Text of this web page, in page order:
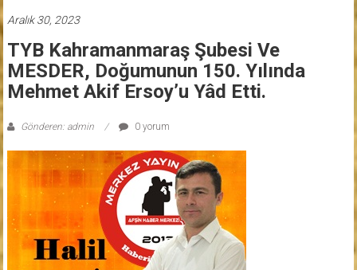
Aralık 30, 2023
TYB Kahramanmaraş Şubesi Ve
MESDER, Doğumunun 150. Yılında
Mehmet Akif Ersoy’u Yâd Etti.
Gönderen: admin 0 yorum